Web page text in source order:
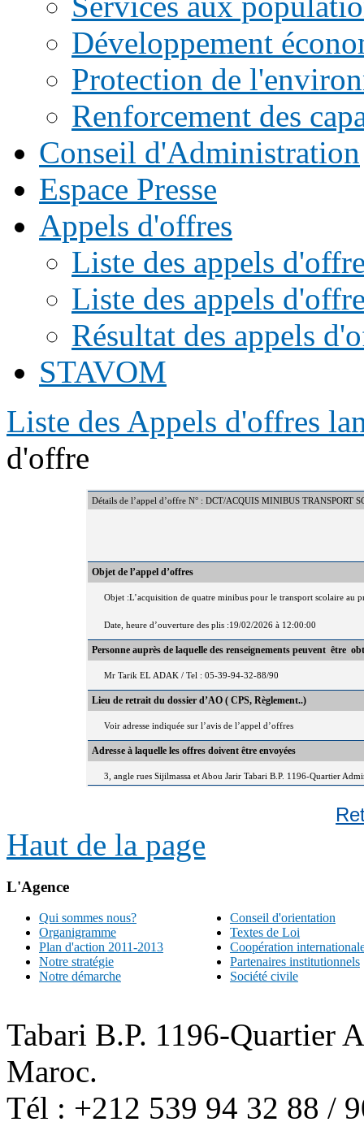
Développement
Protection de
Renforcement des
Conseil d'Administration
Espace Presse
Appels d'offres
Liste des appels
Liste des appels
Résultat des appels
STAVOM
Liste des Appels d'offres
d'offre
Détails de l’appel d’offre N° : DCT/ACQUIS MINIBUS TRANSPORT
Objet de l’appel d’offres
Objet :L’acquisition de quatre minibus pour le transport scolaire au
Date, heure d’ouverture des plis :19/02/2026 à 12:00:00
Personne auprès de laquelle des renseignements peuvent être
Mr Tarik EL ADAK / Tel : 05-39-94-32-88/90
Lieu de retrait du dossier d’AO ( CPS, Règlement..)
Voir adresse indiquée sur l’avis de l’appel d’offres
Adresse à laquelle les offres doivent être envoyées
3, angle rues Sijilmassa et Abou Jarir Tabari B.P. 1196-Quartier
Haut de la page
L'Agence
Qui sommes nous?
Organigramme
Plan d'action 2011-2013
Notre stratégie
Notre démarche
Conseil d'orientation
Textes de Loi
Coopération
Partenaires institutionnels
Société civile
Tabari B.P. 1196-Quartier
Maroc.
Tél : +212 539 94 32 88 /